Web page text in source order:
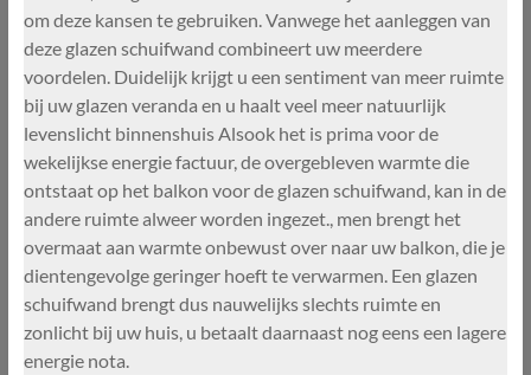
om deze kansen te gebruiken. Vanwege het aanleggen van
deze glazen schuifwand combineert uw meerdere
voordelen. Duidelijk krijgt u een sentiment van meer ruimte
bij uw glazen veranda en u haalt veel meer natuurlijk
levenslicht binnenshuis Alsook het is prima voor de
wekelijkse energie factuur, de overgebleven warmte die
ontstaat op het balkon voor de glazen schuifwand, kan in de
andere ruimte alweer worden ingezet., men brengt het
overmaat aan warmte onbewust over naar uw balkon, die je
dientengevolge geringer hoeft te verwarmen. Een glazen
schuifwand brengt dus nauwelijks slechts ruimte en
zonlicht bij uw huis, u betaalt daarnaast nog eens een lagere
energie nota.